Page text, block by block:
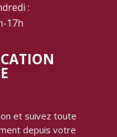
:
17h
et suivez toute
depuis votre